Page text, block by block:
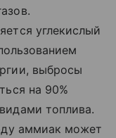
углекислый
выбросы
на 90%
топлива.
аммиак может